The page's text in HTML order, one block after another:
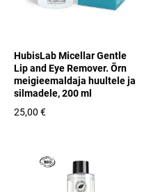
HubisLab Micellar Gentle
Lip and Eye Remover. Õrn
meigieemaldaja huultele ja
silmadele, 200 ml
25,00 €